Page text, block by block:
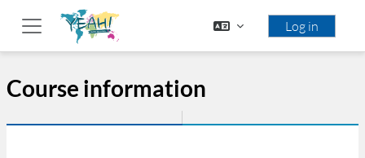
Skip to main content
Side panel
Log in
Course information